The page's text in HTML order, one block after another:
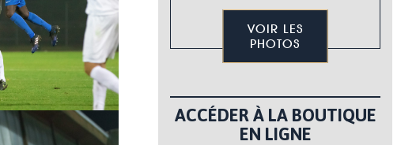
VOIR LES
PHOTOS
ACCÉDER À LA BOUTIQUE
EN LIGNE